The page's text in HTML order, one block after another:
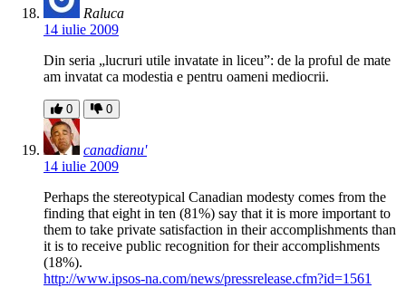
Raluca
14 iulie 2009
Din seria „lucruri utile invatate in liceu”: de la proful de mate
am invatat ca modestia e pentru oameni mediocrii.
0 0
canadianu'
14 iulie 2009
Perhaps the stereotypical Canadian modesty comes from the
finding that eight in ten (81%) say that it is more important to
them to take private satisfaction in their accomplishments than
it is to receive public recognition for their accomplishments
(18%).
http://www.ipsos-na.com/news/pressrelease.cfm?id=1561